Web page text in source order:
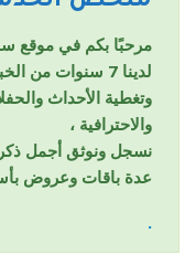
مرحبًا بكم في موقع
لدينا 7 سنوات
وتغطية الأحداث
والاحترافية ،
نسجل ونوثق أجمل
عدة باقات وعروض
.